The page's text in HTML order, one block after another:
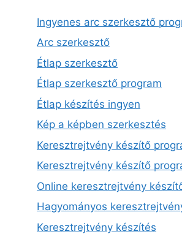
Ingyenes arc szerkesztő
Arc szerkesztő
Étlap szerkesztő
Étlap szerkesztő program
Étlap készítés ingyen
Kép a képben szerkesztés
Keresztrejtvény készítő
Keresztrejtvény készítő
Online keresztrejtvény
Hagyományos
Keresztrejtvény készítés